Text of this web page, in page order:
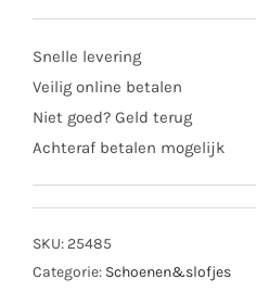
aantal
Snelle levering
Veilig online betalen
Niet goed? Geld terug
Achteraf betalen mogelijk
SKU: 25485
Categorie: Schoenen&slofjes